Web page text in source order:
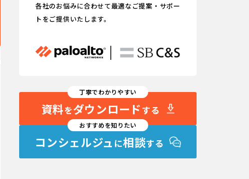
各社のお悩みに合わせて最適なご提案・サポー
トをご提供いたします。
丁寧でわかりやすい
資料をダウンロードする
おすすめを知りたい
コンシェルジュ に相談する